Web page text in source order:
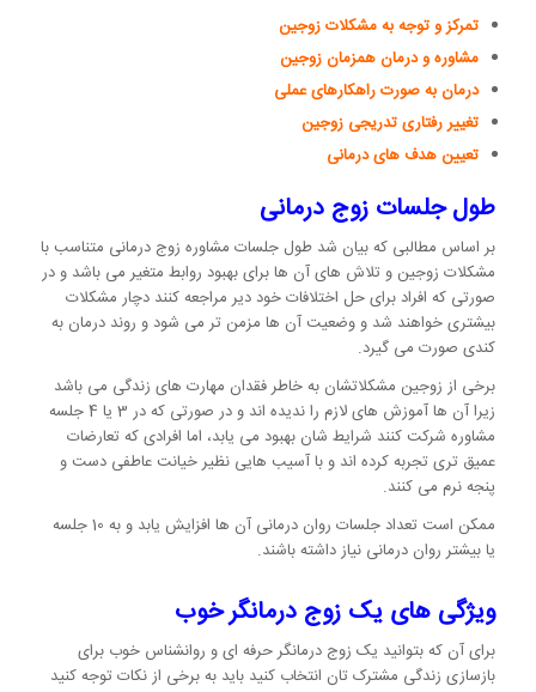
تمرکز و توجه به مشکلات زوجین
مشاوره و درمان همزمان زوجین
درمان به صورت راهکارهای عملی
تغییر رفتاری تدریجی زوجین
تعیین هدف های درمانی
طول جلسات زوج درمانی
بر اساس مطالبی که بیان شد طول جلسات مشاوره زوج درمانی متناسب با
مشکلات زوجین و تلاش های آن ها برای بهبود روابط متغیر می باشد و در
صورتی که افراد برای حل اختلافات خود دیر مراجعه کنند دچار مشکلات
بیشتری خواهند شد و وضعیت آن ها مزمن تر می شود و روند درمان به
کندی صورت می گیرد.
برخی از زوجین مشکلاتشان به خاطر فقدان مهارت های زندگی می باشد
زیرا آن ها آموزش های لازم را ندیده اند و در صورتی که در 3 یا 4 جلسه
مشاوره شرکت کنند شرایط شان بهبود می یابد، اما افرادی که تعارضات
عمیق تری تجربه کرده اند و با آسیب هایی نظیر خیانت عاطفی دست و
پنجه نرم می کنند.
ممکن است تعداد جلسات روان درمانی آن ها افزایش یابد و به 10 جلسه
یا بیشتر روان درمانی نیاز داشته باشند.
ویژگی های یک زوج درمانگر خوب
برای آن که بتوانید یک زوج درمانگر حرفه ای و روانشناس خوب برای
بازسازی زندگی مشترک تان انتخاب کنید باید به برخی از نکات توجه کنید